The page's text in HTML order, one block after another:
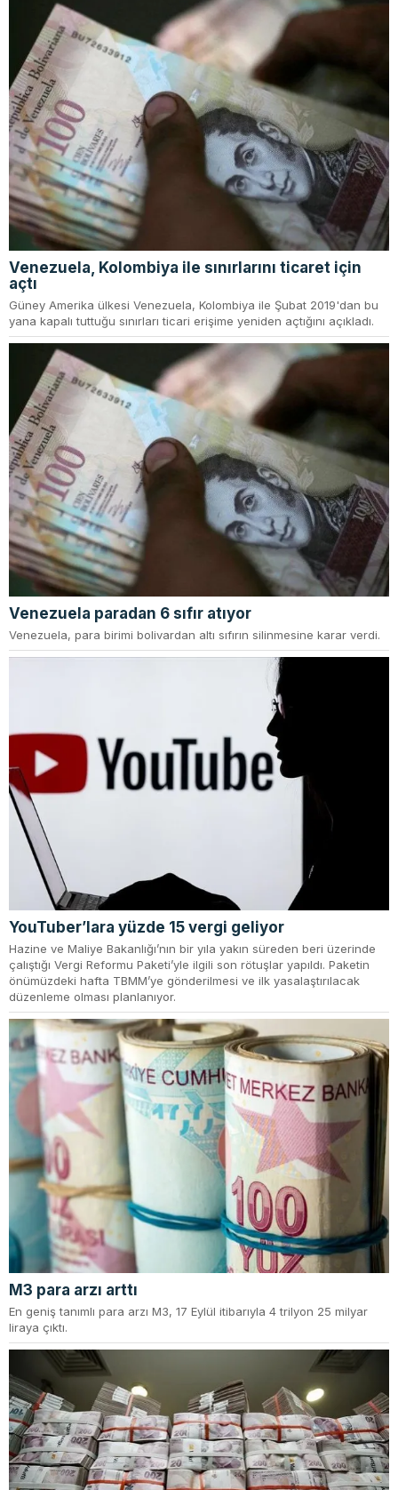
Venezuela, Kolombiya ile sınırlarını ticaret için
açtı
Güney Amerika ülkesi Venezuela, Kolombiya ile Şubat 2019'dan bu
yana kapalı tuttuğu sınırları ticari erişime yeniden açtığını açıkladı.
Venezuela paradan 6 sıfır atıyor
Venezuela, para birimi bolivardan altı sıfırın silinmesine karar verdi.
YouTuber’lara yüzde 15 vergi geliyor
Hazine ve Maliye Bakanlığı’nın bir yıla yakın süreden beri üzerinde
çalıştığı Vergi Reformu Paketi’yle ilgili son rötuşlar yapıldı. Paketin
önümüzdeki hafta TBMM’ye gönderilmesi ve ilk yasalaştırılacak
düzenleme olması planlanıyor.
M3 para arzı arttı
En geniş tanımlı para arzı M3, 17 Eylül itibarıyla 4 trilyon 25 milyar
liraya çıktı.